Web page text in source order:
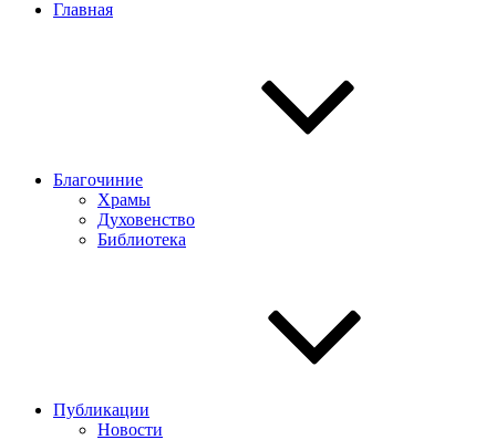
Главная
Благочиние
Храмы
Духовенство
Библиотека
Публикации
Новости